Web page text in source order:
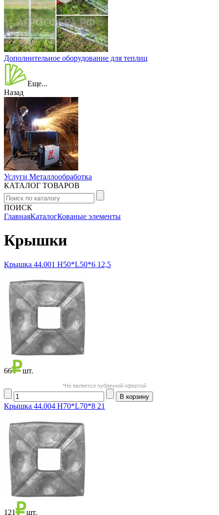
Дополнительное оборудование для теплиц
Еще...
Назад
Услуги Металлообработка
КАТАЛОГ ТОВАРОВ
ПОИСК
ГлавнаяКаталогКованые элементы
Крышки
Крышка 44.001 Н50*L50*6 12,5
66 шт.
*Не является публичной офертой
Крышка 44.004 Н70*L70*8 21
121 шт.